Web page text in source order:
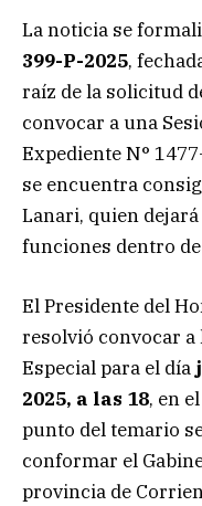
​La noticia se
399-P-2025,
raíz de la solicitud
convocar a una
Expediente N°
se encuentra
Lanari, quien
funciones dentro
​El Presidente del
resolvió convocar a
Especial para el día
2025, a las 18, en
punto del temario
conformar el
provincia de